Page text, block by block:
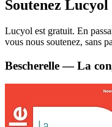
Soutenez Lucyol
Lucyol est gratuit. En
vous nous soutenez, sans
Bescherelle — La